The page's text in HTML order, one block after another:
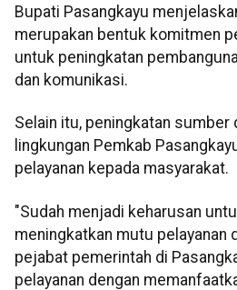
Bupati Pasangkayu
merupakan bentuk komitmen
untuk peningkatan
dan komunikasi.
Selain itu, peningkatan sumber
lingkungan Pemkab
pelayanan kepada masyarakat.
"Sudah menjadi keharusan
meningkatkan mutu pelayanan
pejabat pemerintah di
pelayanan dengan